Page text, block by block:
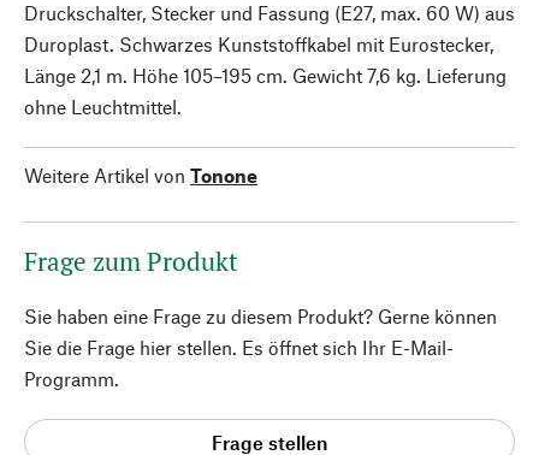
Druckschalter, Stecker und Fassung (E27, max. 60 W) aus
Duroplast. Schwarzes Kunststoffkabel mit Eurostecker,
Länge 2,1 m. Höhe 105–195 cm. Gewicht 7,6 kg. Lieferung
ohne Leuchtmittel.
Weitere Artikel von Tonone
Frage zum Produkt
Sie haben eine Frage zu diesem Produkt? Gerne können
Sie die Frage hier stellen. Es öffnet sich Ihr E-Mail-
Programm.
Frage stellen